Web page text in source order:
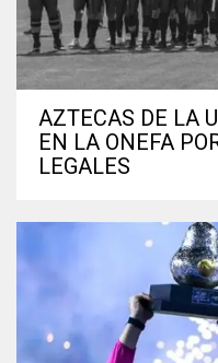
AZTECAS DE LA
EN LA ONEFA
LEGALES